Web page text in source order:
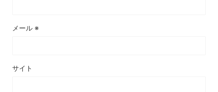
メール ※
サイト